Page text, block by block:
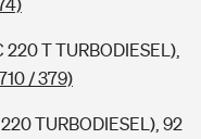
T TURBODIESEL),
/ 379)
TURBODIESEL), 92